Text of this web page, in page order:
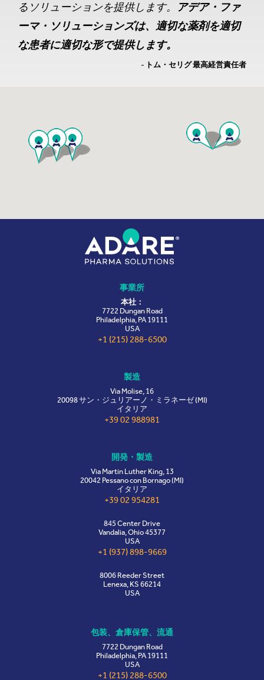
るソリューションを提供します。
アデア・ファ
ーマ・ソリューションズは、適切な薬剤を適切
な患者に適切な形で提供します。
- トム・セリグ 最高経営責任者
事業所
本社：
7722 Dungan Road
Philadelphia, PA 19111
USA
+1 (215) 288-6500
製造
Via Molise, 16
20098 サン・ジュリアーノ・ミラネーゼ (MI)
イタリア
+39 02 988981
開発・製造
Via Martin Luther King, 13
20042 Pessano con Bornago (MI)
イタリア
+39 02 954281
845 Center Drive
Vandalia, Ohio 45377
USA
+1 (937) 898-9669
8006 Reeder Street
Lenexa, KS 66214
USA
包装、倉庫保管、流通
7722 Dungan Road
Philadelphia, PA 19111
USA
+1 (215) 288-6500